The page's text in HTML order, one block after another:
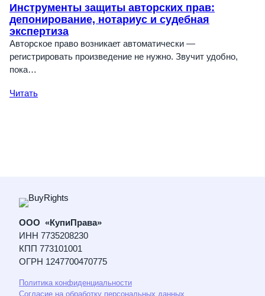
Инструменты защиты авторских прав:
депонирование, нотариус и судебная
экспертиза
Авторское право возникает автоматически —
регистрировать произведение не нужно. Звучит удобно,
пока…
Читать
ООО «КупиПрава»
ИНН 7735208230
КПП 773101001
ОГРН 1247700470775
Политика конфиденциальности
Согласие на обработку персональных данных